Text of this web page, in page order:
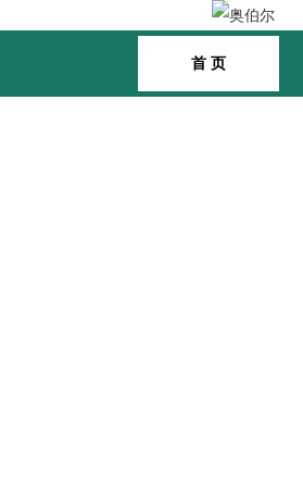
首 页